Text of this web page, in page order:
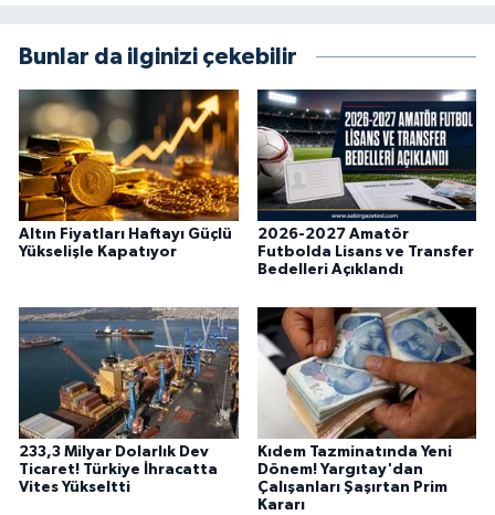
Bunlar da ilginizi çekebilir
Altın Fiyatları Haftayı Güçlü
Yükselişle Kapatıyor
2026-2027 Amatör
Futbolda Lisans ve Transfer
Bedelleri Açıklandı
233,3 Milyar Dolarlık Dev
Ticaret! Türkiye İhracatta
Vites Yükseltti
Kıdem Tazminatında Yeni
Dönem! Yargıtay'dan
Çalışanları Şaşırtan Prim
Kararı